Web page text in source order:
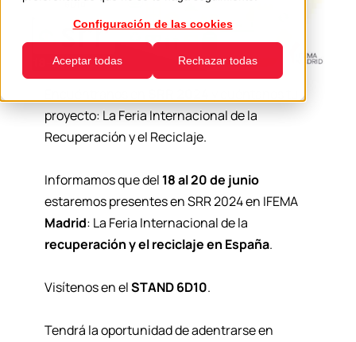
Configuración de las cookies
Aceptar todas Rechazar todas
proyecto: La Feria Internacional de la
Recuperación y el Reciclaje.
Informamos que del 18 al 20 de junio
estaremos presentes en SRR 2024 en IFEMA
Madrid: La Feria Internacional de la
recuperación y el reciclaje en España.
Visítenos en elSTAND 6D10.
Tendrá la oportunidad de adentrarse en